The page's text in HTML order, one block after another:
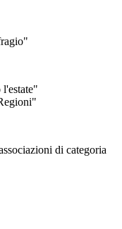
di categoria